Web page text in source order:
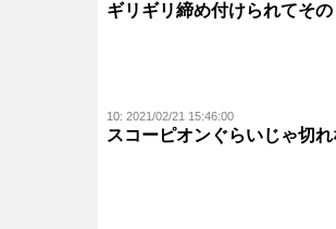
ギリギリ締め付けられてそ
10: 2021/02/21 15:46:00
スコーピオンぐらいじゃ切れ